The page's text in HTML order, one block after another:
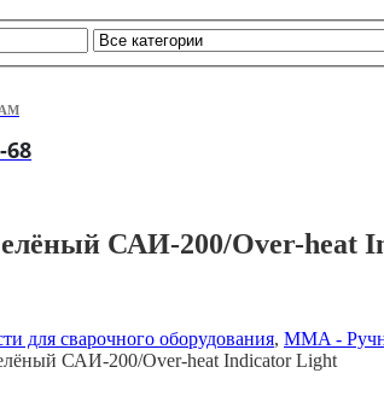
68
САИ-200/Over-heat
для сварочного оборудования, MMA -
САИ-200/Over-heat Indicator Light